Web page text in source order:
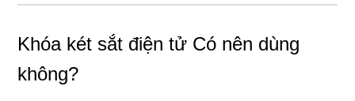
Khóa két sắt điện tử Có nên dùng
không?